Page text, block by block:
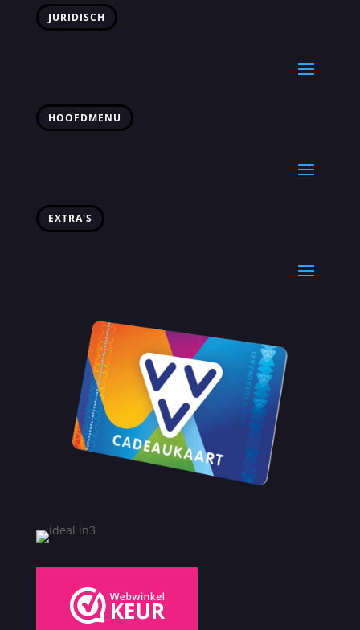
JURIDISCH
HOOFDMENU
EXTRA'S